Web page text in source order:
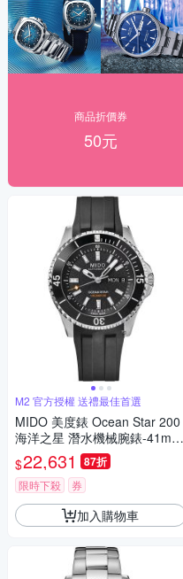
商品折價券
50元
M2 官方授權 送禮最佳首選
MIDO 美度錶 Ocean Star 200
海洋之星 潛水機械腕錶-41mm
黑 M0269301705100
$22,631 87折
限時下殺 券
加入購物車